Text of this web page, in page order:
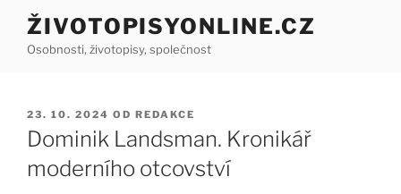
Přejít
obsahu
ŽIVOTOPISYONLINE.CZ
Osobnosti, životopisy, společnost
PUBLIKOVÁNO
23. 10. 2024 OD REDAKCE
Dominik Landsman. Kronikář
moderního otcovství